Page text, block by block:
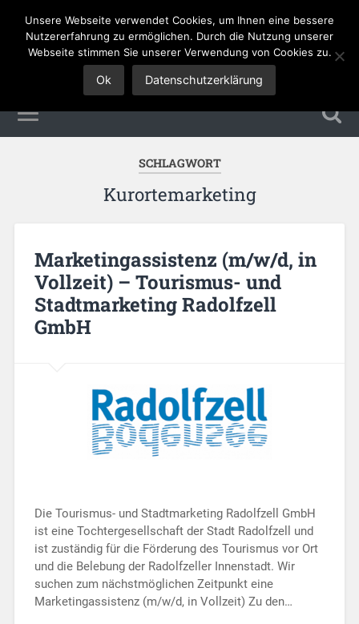
Tourismus Jobs
SCHLAGWORT
Kurortemarketing
Marketingassistenz (m/w/d, in
Vollzeit) – Tourismus- und
Stadtmarketing Radolfzell
GmbH
Die Tourismus- und Stadtmarketing Radolfzell GmbH
ist eine Tochtergesellschaft der Stadt Radolfzell und
ist zuständig für die Förderung des Tourismus vor Ort
und die Belebung der Radolfzeller Innenstadt. Wir
suchen zum nächstmöglichen Zeitpunkt eine
Marketingassistenz (m/w/d, in Vollzeit) Zu den…
Unsere Webseite verwendet Cookies, um Ihnen eine bessere
Nutzererfahrung zu ermöglichen. Durch die Nutzung unserer
Webseite stimmen Sie unserer Verwendung von Cookies zu.
Ok Datenschutzerklärung